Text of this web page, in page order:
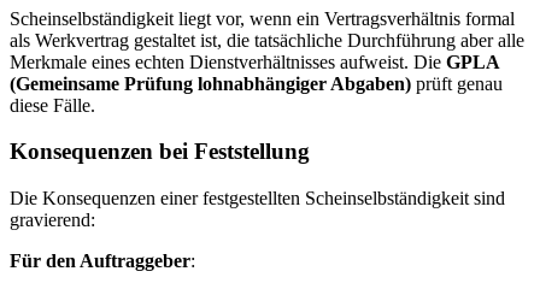
Scheinselbständigkeit liegt vor, wenn ein Vertragsverhältnis formal
als Werkvertrag gestaltet ist, die tatsächliche Durchführung aber alle
Merkmale eines echten Dienstverhältnisses aufweist. Die GPLA
(Gemeinsame Prüfung lohnabhängiger Abgaben) prüft genau
diese Fälle.
Konsequenzen bei Feststellung
Die Konsequenzen einer festgestellten Scheinselbständigkeit sind
gravierend:
Für den Auftraggeber: